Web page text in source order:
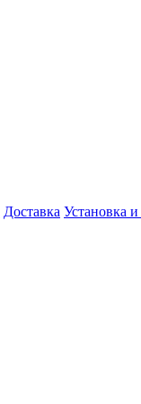
Доставка Установка